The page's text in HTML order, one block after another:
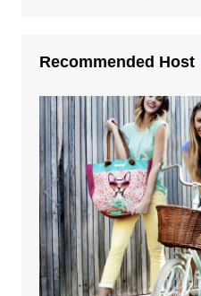
Recommended Host